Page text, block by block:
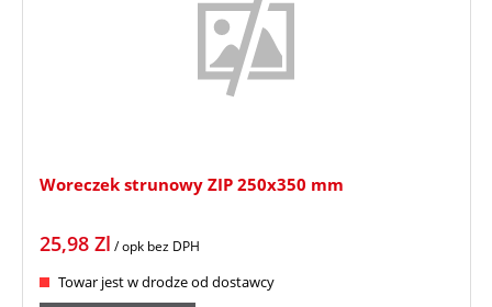
Woreczek strunowy ZIP 250x350 mm
25,98 Zl / opk bez DPH
Towar jest w drodze od dostawcy